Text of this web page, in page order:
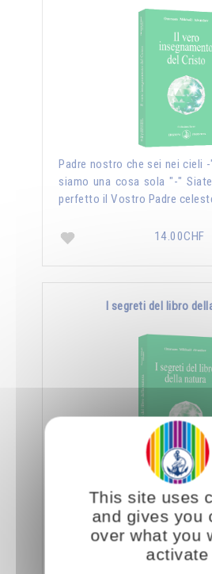
Padre nostro che sei nei cieli
siamo una cosa sola "-"
perfetto il Vostro Padre
14.00CHF
I segreti del libro
Nella Scienza Iniziatica
essere capaci di decifrare
nascosto delle creature e
14.00CHF
This site uses
and gives you
over what you
activate